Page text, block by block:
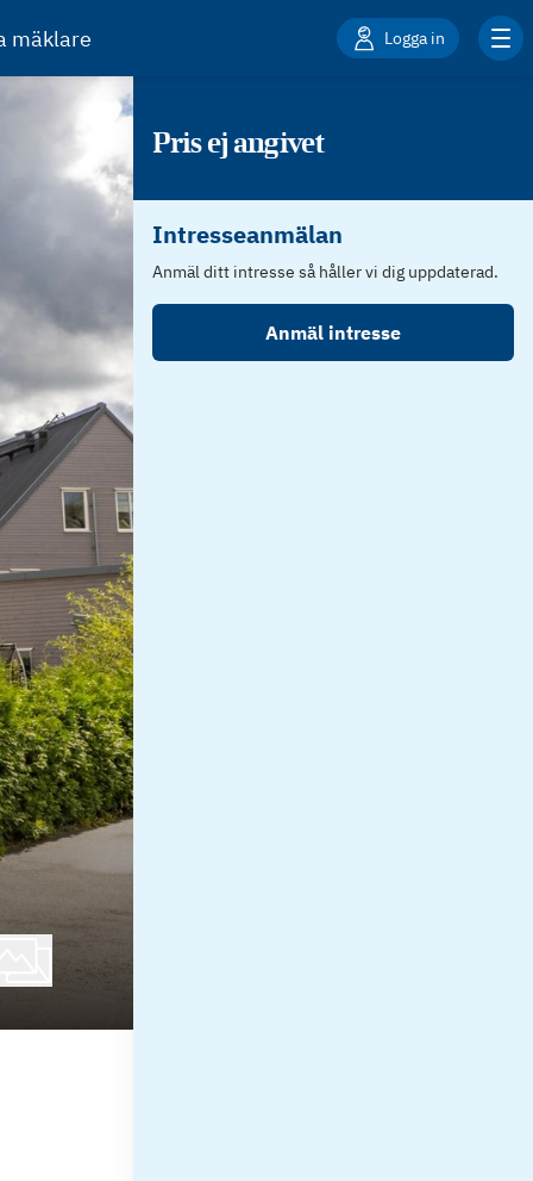
mäklare Logga in
Pris ej angivet
Intresseanmälan
Anmäl ditt intresse så håller vi dig uppdaterad.
Anmäl intresse